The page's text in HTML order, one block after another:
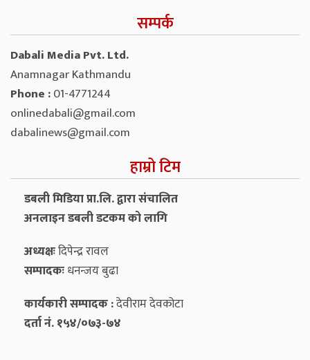
सम्पर्क
Dabali Media Pvt. Ltd.
Anamnagar Kathmandu
Phone :01-4771244
onlinedabali@gmail.com
dabalinews@gmail.com
हाम्रो टिम
डबली मिडिया प्रा.लि. द्वारा संचालित
अनलाइन डबली डटकम को लागि
अध्यक्षःदिपेन्द्र रावल
सम्पादकःधनन्‍जय बुढा
कार्यकारी सम्पादक :देवीराम देवकोटा
दर्ता नं. १५४/०७३-७४